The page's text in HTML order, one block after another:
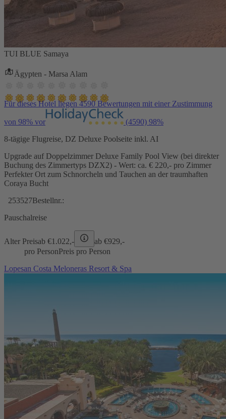
TUI BLUE Samaya
Ägypten - Marsa Alam
Für dieses Hotel liegen 4590 Bewertungen mit einer Zustimmung
von 98% vor (4590) 98%
8-tägige Flugreise, DZ Deluxe Poolseite inkl. AI
Upgrade auf Doppelzimmer Deluxe Family Pool View (bei direkter
Buchung des Zimmertyps DZX2) - Wert: ca. € 220,- pro Zimmer
Perfekter Ort zum Schnorcheln und Tauchen an der traumhaften
Coraya Bucht
253527Bestellnr.:
Pauschalreise
Alter Preisab €1.022,- ab €929,-
pro PersonPreis pro Person
Lopesan Costa Meloneras Resort & Spa